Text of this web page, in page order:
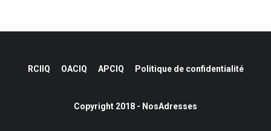
RCIIQ OACIQ APCIQ Politique de confidentialité
Copyright 2018 - NosAdresses